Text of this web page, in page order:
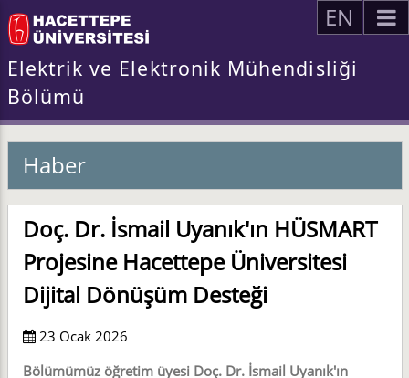
EN
Elektrik ve Elektronik Mühendisliği
Bölümü
Haber
Doç. Dr. İsmail Uyanık'ın HÜSMART
Projesine Hacettepe Üniversitesi
Dijital Dönüşüm Desteği
23 Ocak 2026
Bölümümüz öğretim üyesi Doç. Dr. İsmail Uyanık'ın